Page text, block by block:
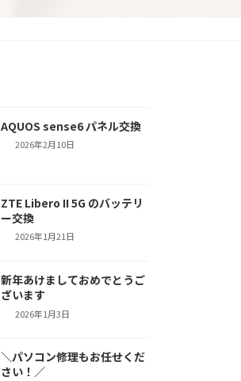
AQUOS sense6 パネル交換
2026年2月10日
ZTE Libero II 5G のバッテリ
ー交換
2026年1月21日
新年あけましておめでとうご
ざいます
2026年1月3日
＼パソコン修理もお任せくだ
さい！／